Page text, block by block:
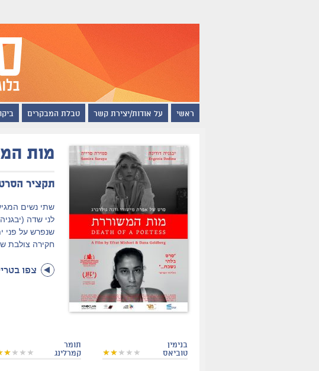
ראשי על אודות/יצירת קשר טבלת המבקרים
מות
תקציר
שתי נשים
לני שדה
שנפרש על פני
חקירה צולבת
צפו
בנימין
טוביאס
תומר
קמרלינג